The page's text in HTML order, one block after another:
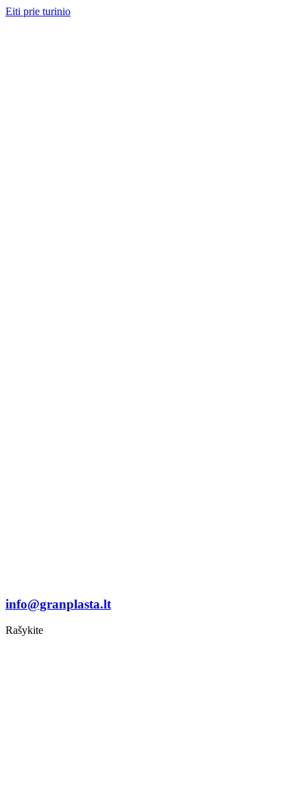
Eiti prie turinio
info@granplasta.lt
Rašykite